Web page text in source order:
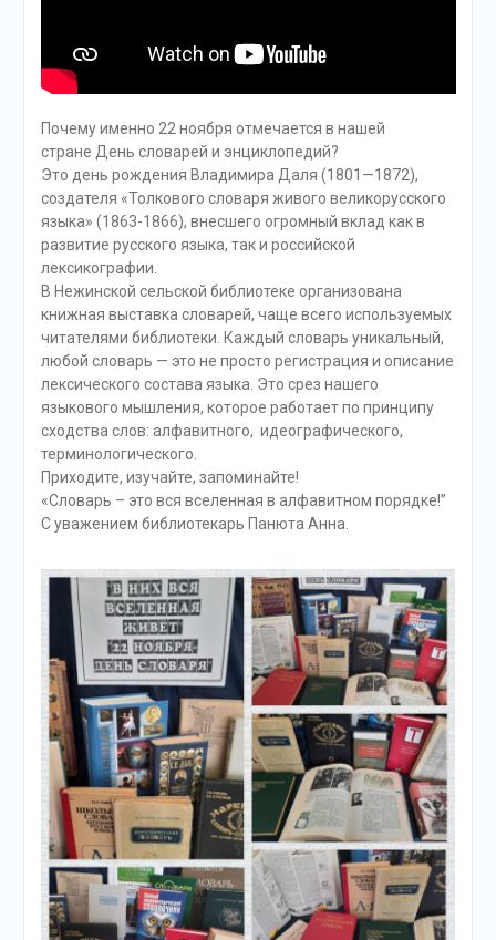
Почему именно 22 ноября отмечается в нашей
стране День словарей и энциклопедий?
Это день рождения Владимира Даля (1801—1872),
создателя «Толкового словаря живого великорусского
языка» (1863-1866), внесшего огромный вклад как в
развитие русского языка, так и российской
лексикографии.
В Нежинской сельской библиотеке организована
книжная выставка словарей, чаще всего используемых
читателями библиотеки. Каждый словарь уникальный,
любой словарь — это не просто регистрация и описаниe
лексического состава языка. Это срез нашего
языкового мышления, которое работает по принципу
сходства слов: алфавитного, идеографического,
терминологического.
Приходите, изучайте, запоминайте!
«Словарь – это вся вселенная в алфавитном порядке!”
С уважением библиотекарь Панюта Анна.